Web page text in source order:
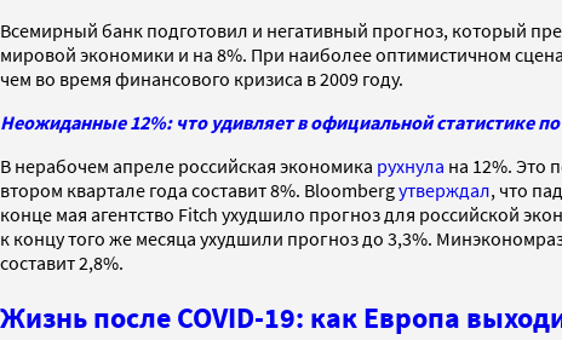
Всемирный банк подготовил и негативный прогноз, который
мировой экономики и на 8%. При наиболее оптимистичном
чем во время финансового кризиса в 2009 году.
Неожиданные 12%: что удивляет в официальной статистике
В нерабочем апреле российская экономика рухнула на 12%. Это
втором квартале года составит 8%. Bloombergутверждал, что
конце мая агентство Fitch ухудшило прогноз для российской
к концу того же месяца ухудшили прогноз до 3,3%.
составит 2,8%.
Жизнь после COVID-19: как Европа